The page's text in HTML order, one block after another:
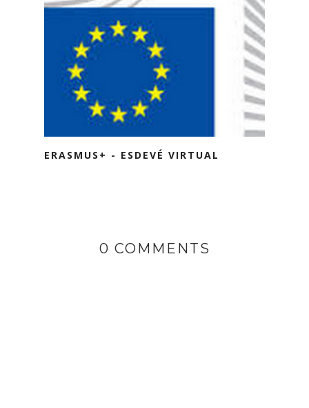
ERASMUS+ - ESDEVÉ VIRTUAL
0 COMMENTS